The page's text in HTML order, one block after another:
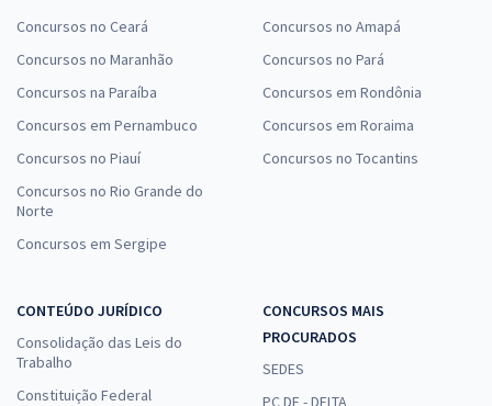
Concursos no Ceará
Concursos no Maranhão
Concursos na Paraíba
Concursos em Pernambuco
Concursos no Piauí
Concursos no Rio Grande do
Norte
Concursos em Sergipe
Concursos no Amapá
Concursos no Pará
Concursos em Rondônia
Concursos em Roraima
Concursos no Tocantins
CONTEÚDO JURÍDICO
Consolidação das Leis do
Trabalho
Constituição Federal
CONCURSOS MAIS
PROCURADOS
SEDES
PC DF - DELTA